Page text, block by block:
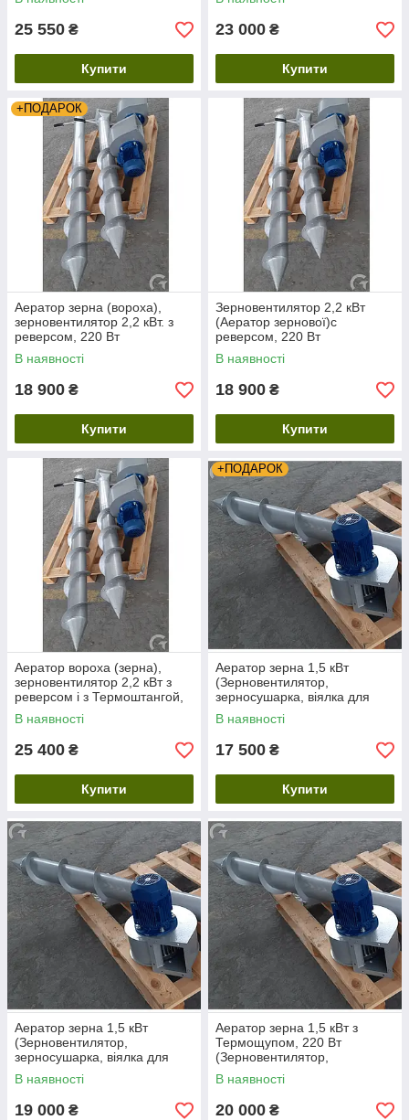
25 550 ₴
Купити
23 000 ₴
Купити
+ПОДАРОК
Аератор зерна (вороха),
зерновентилятор 2,2 кВт. з
реверсом, 220 Вт
В наявності
18 900 ₴
Купити
Зерновентилятор 2,2 кВт
(Аератор зернової)с
реверсом, 220 Вт
В наявності
18 900 ₴
Купити
Аератор вороха (зерна),
зерновентилятор 2,2 кВт з
реверсом і з Термоштангой,
220 Вт
В наявності
25 400 ₴
Купити
+ПОДАРОК
Аератор зерна 1,5 кВт
(Зерновентилятор,
зерносушарка, віялка для
зерна). 220 Вт
В наявності
17 500 ₴
Купити
Аератор зерна 1,5 кВт
(Зерновентилятор,
зерносушарка, віялка для
зерна) з Термоштангой, 220
Вт
В наявності
19 000 ₴
Аератор зерна 1,5 кВт з
Термощупом, 220 Вт
(Зерновентилятор,
зерносушарка, віялка для
зерна)
В наявності
20 000 ₴